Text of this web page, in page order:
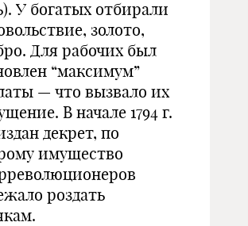
У богатых отбирали
золото,
Для рабочих был
“максимум”
— что вызвало их
В начале 1794 г.
декрет, по
имущество
роздать